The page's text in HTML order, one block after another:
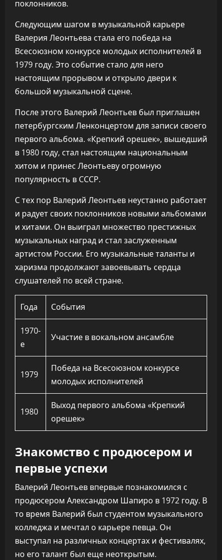
поклонников.
Следующим шагом в музыкальной карьере
Валерия Леонтьева стала его победа на
Всесоюзном конкурсе молодых исполнителей в
1979 году. Это событие стало для него
настоящим прорывом и открыло двери к
большой музыкальной сцене.
После этого Валерий Леонтьев был приглашен
петербургским Ленконцертом для записи своего
первого альбома. «Крепкий орешек», вышедший
в 1980 году, стал настоящим национальным
хитом и принес Леонтьеву огромную
популярность в СССР.
С тех пор Валерий Леонтьев неустанно работает
и радует своих поклонников новыми альбомами
и хитами. Он выиграл множество престижных
музыкальных наград и стал заслуженным
артистом России. Его музыкальные таланты и
харизма продолжают завоевывать сердца
слушателей по всей стране.
Года События
1970-
е
Участие в вокальном ансамбле
1979
Победа на Всесоюзном конкурсе
молодых исполнителей
1980
Выход первого альбома «Крепкий
орешек»
Знакомство с продюсером и
первые успехи
Валерий Леонтьев впервые познакомился с
продюсером Александром Шапиро в 1972 году. В
то время Валерий был студентом музыкального
колледжа и мечтал о карьере певца. Он
выступал на различных концертах и фестивалях,
но его талант был еще неоткрытым.